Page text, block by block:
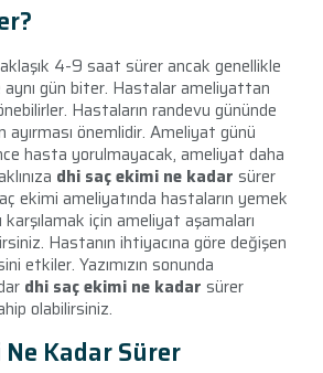
4-9 saat sürer ancak genellikle
aynı gün biter. Hastalar ameliyattan
Hastaların randevu gününde
önemlidir. Ameliyat günü
hasta yorulmayacak, ameliyat daha
dhi saç ekimi ne kadar sürer
ekimi ameliyatında hastaların yemek
karşılamak için ameliyat aşamaları
Hastanın ihtiyacına göre değişen
etkiler. Yazımızın sonunda
dhi saç ekimi ne kadar sürer
olabilirsiniz.
Kadar Sürer